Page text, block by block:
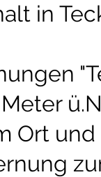
in
Ort